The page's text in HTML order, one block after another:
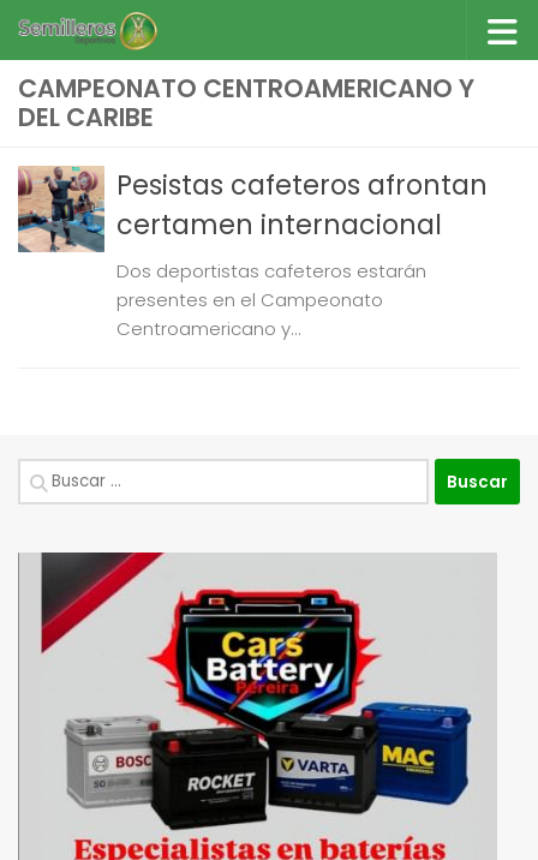
Saltar al contenido
CAMPEONATO CENTROAMERICANO Y
DEL CARIBE
Pesistas cafeteros afrontan
certamen internacional
Dos deportistas cafeteros estarán
presentes en el Campeonato
Centroamericano y...
Buscar: